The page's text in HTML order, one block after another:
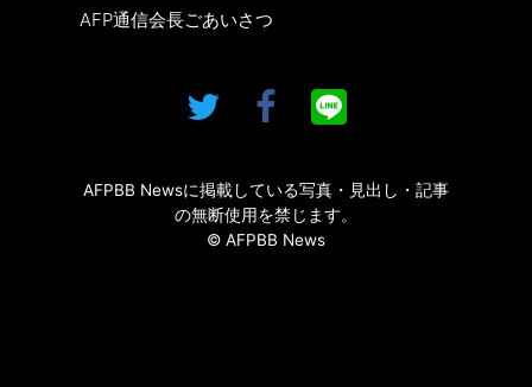
AFP通信会長ごあいさつ
AFPBB Newsに掲載している写真・見出し・記事
の無断使用を禁じます。
© AFPBB News